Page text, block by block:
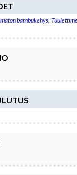
bambukehys